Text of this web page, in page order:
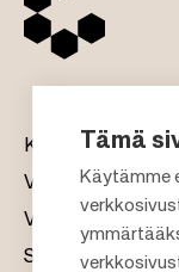
Kauppakeskukset
Vuokraus
Vastuullisuus
Sijoittajat
Tämä
Käytämme